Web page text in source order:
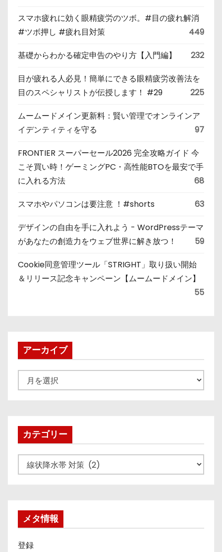
スマホ疲れに効く眼精疲労のツボ。#目の疲れ解消
#ツボ押し #疲れ目対策
449
基礎からわかる確定申告のやり方【入門編】 232
目が疲れる人必見！簡単にできる眼精疲労改善法を
目のスペシャリストが伝授します！ #29
225
ムームードメイン更新料：賢い管理でオンラインア
イデンティティを守る
97
FRONTIER スーパーセール2026 完全攻略ガイド 今
こそ買い時！ゲーミングPC・高性能BTOを最安で手
に入れる方法
68
スマホやパソコンは要注意 ！#shorts 63
デザインの自由を手に入れよう - WordPressテーマ
があなたの創造力をウェブ世界に解き放つ！
59
Cookie同意管理ツール「STRIGHT」取り扱い開始
＆リリース記念キャンペーン【ムームードメイン】
55
アーカイブ
ー
ブカテゴリー
テ
メタ情報
登録